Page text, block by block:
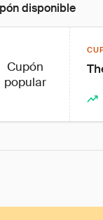
disponible
Cupón
popular